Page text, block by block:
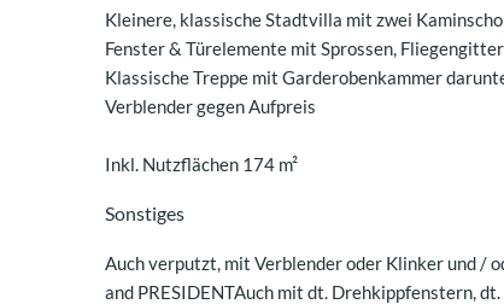
Kleinere, klassische Stadtvilla mit zwei
Fenster & Türelemente mit Sprossen,
Klassische Treppe mit Garderobenkammer
Verblender gegen Aufpreis
Inkl. Nutzflächen 174 m²
Sonstiges
Auch verputzt, mit Verblender oder Klinker und /
and PRESIDENTAuch mit dt. Drehkippfenstern,